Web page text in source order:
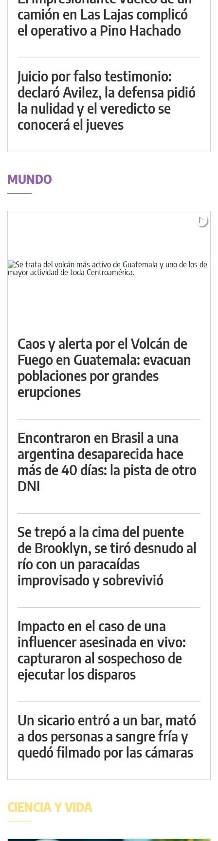
camión en Las Lajas complicó
el operativo a Pino Hachado
Juicio por falso testimonio:
declaró Avilez, la defensa pidió
la nulidad y el veredicto se
conocerá el jueves
MUNDO
Caos y alerta por el Volcán de
Fuego en Guatemala: evacuan
poblaciones por grandes
erupciones
Encontraron en Brasil a una
argentina desaparecida hace
más de 40 días: la pista de otro
DNI
Se trepó a la cima del puente
de Brooklyn, se tiró desnudo al
río con un paracaídas
improvisado y sobrevivió
Impacto en el caso de una
influencer asesinada en vivo:
capturaron al sospechoso de
ejecutar los disparos
Un sicario entró a un bar, mató
a dos personas a sangre fría y
quedó filmado por las cámaras
CIENCIA Y VIDA